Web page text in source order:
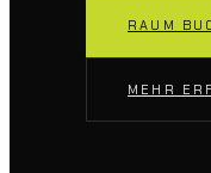
RAUM
MEHR